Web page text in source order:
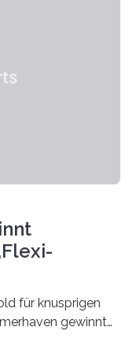
ist in
für knusprigen
gewinnt